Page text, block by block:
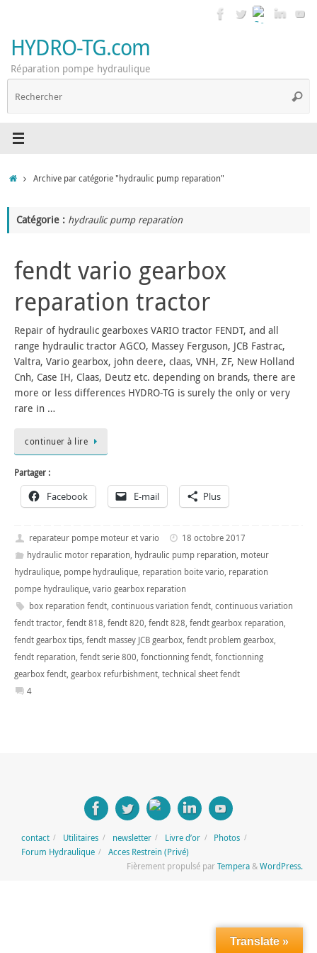
contenu
HYDRO-TG.com
Réparation pompe hydraulique
AccueilArchive par catégorie "hydraulic pump reparation"
Catégorie : hydraulic pump reparation
fendt vario gearbox
reparation tractor
Repair of hydraulic gearboxes VARIO tractor FENDT, and all
range hydraulic tractor AGCO, Massey Ferguson, JCB Fastrac,
Valtra, Vario gearbox, john deere, claas, VNH, ZF, New Holland
Cnh, Case IH, Claas, Deutz etc. depending on brands, there are
more or less differences HYDRO-TG is surely the only or very
rare in …
continuer à lire
Partager :
Facebook E-mail Plus
reparateur pompe moteur et vario
18 octobre 2017
hydraulic motor reparation, hydraulic pump reparation, moteur
hydraulique, pompe hydraulique, reparation boite vario, reparation
pompe hydraulique, vario gearbox reparation
box reparation fendt, continuous variation fendt, continuous variation
fendt tractor, fendt 818, fendt 820, fendt 828, fendt gearbox reparation,
fendt gearbox tips, fendt massey JCB gearbox, fendt problem gearbox,
fendt reparation, fendt serie 800, fonctionning fendt, fonctionning
gearbox fendt, gearbox refurbishment, technical sheet fendt
4
contact Utilitaires newsletter Livre d’or
Photos
Forum Hydraulique
Acces Restrein (Privé)
Fièrement propulsé parTempera&WordPress.
Translate »